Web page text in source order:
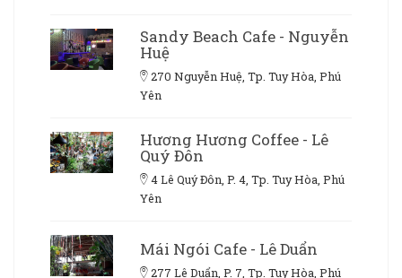
Sandy Beach Cafe - Nguyễn
Huệ
270 Nguyễn Huệ, Tp. Tuy Hòa, Phú
Yên
Hương Hương Coffee - Lê
Quý Đôn
4 Lê Quý Đôn, P. 4, Tp. Tuy Hòa, Phú
Yên
Mái Ngói Cafe - Lê Duẩn
277 Lê Duẩn, P. 7, Tp. Tuy Hòa, Phú